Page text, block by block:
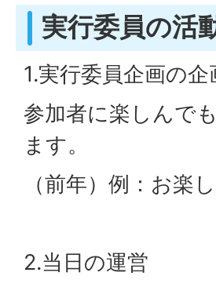
実行委員の活
1.実行委員企画の企
参加者に楽しんで
ます。
（前年）例：お楽
2.当日の運営